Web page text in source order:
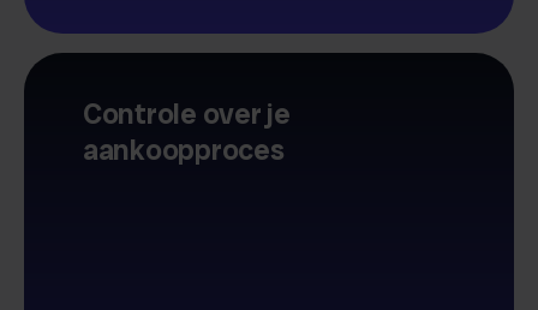
Controle over je
aankoopproces